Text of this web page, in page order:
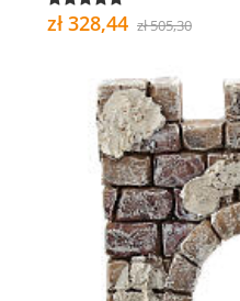
zł 328,44 zł 505,30